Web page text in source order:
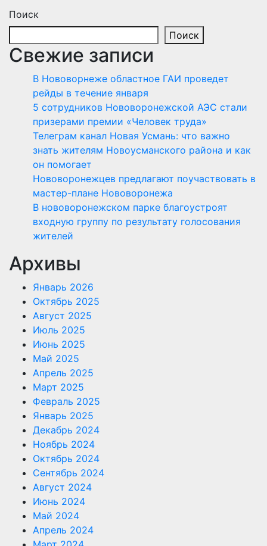
Поиск
Поиск
Свежие записи
В Нововорнеже областное ГАИ проведет
рейды в течение января
5 сотрудников Нововоронежской АЭС стали
призерами премии «Человек труда»
Телеграм канал Новая Усмань: что важно
знать жителям Новоусманского района и как
он помогает
Нововоронежцев предлагают поучаствовать в
мастер-плане Нововоронежа
В нововоронежском парке благоустроят
входную группу по результату голосования
жителей
Архивы
Январь 2026
Октябрь 2025
Август 2025
Июль 2025
Июнь 2025
Май 2025
Апрель 2025
Март 2025
Февраль 2025
Январь 2025
Декабрь 2024
Ноябрь 2024
Октябрь 2024
Сентябрь 2024
Август 2024
Июнь 2024
Май 2024
Апрель 2024